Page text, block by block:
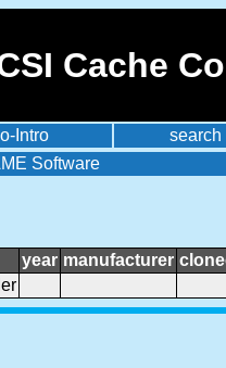
Cache
Intro search
Software
year manufacturer